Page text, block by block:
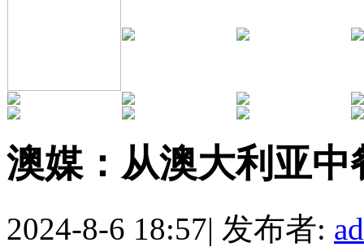
澳媒：从澳大利亚
2024-8-6 18:57| 发布者: